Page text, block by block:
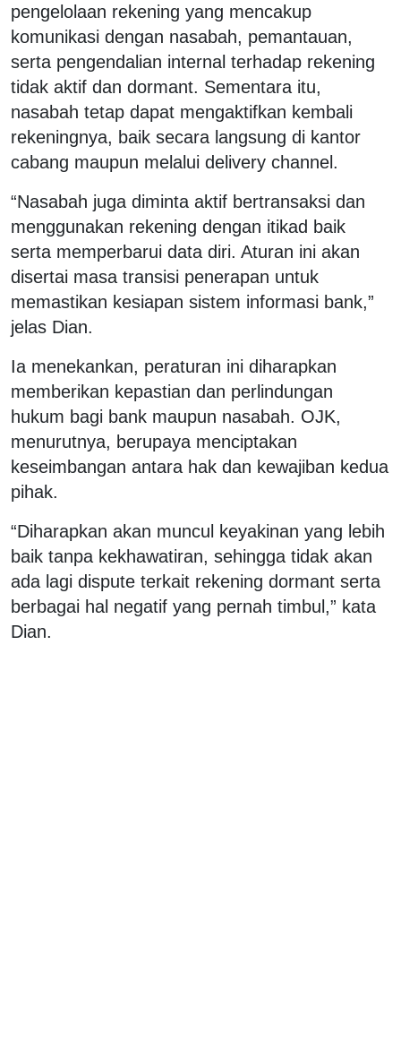
pengelolaan rekening yang mencakup
komunikasi dengan nasabah, pemantauan,
serta pengendalian internal terhadap rekening
tidak aktif dan dormant. Sementara itu,
nasabah tetap dapat mengaktifkan kembali
rekeningnya, baik secara langsung di kantor
cabang maupun melalui delivery channel.
“Nasabah juga diminta aktif bertransaksi dan
menggunakan rekening dengan itikad baik
serta memperbarui data diri. Aturan ini akan
disertai masa transisi penerapan untuk
memastikan kesiapan sistem informasi bank,”
jelas Dian.
Ia menekankan, peraturan ini diharapkan
memberikan kepastian dan perlindungan
hukum bagi bank maupun nasabah. OJK,
menurutnya, berupaya menciptakan
keseimbangan antara hak dan kewajiban kedua
pihak.
“Diharapkan akan muncul keyakinan yang lebih
baik tanpa kekhawatiran, sehingga tidak akan
ada lagi dispute terkait rekening dormant serta
berbagai hal negatif yang pernah timbul,” kata
Dian.